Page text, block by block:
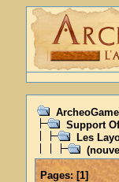
Support
Les
Pages:[1]